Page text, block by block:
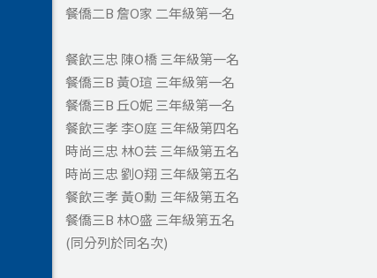
餐僑二B 詹O家 二年級第一名
餐飲三忠 陳O橋 三年級第一名
餐僑三B 黃O瑄 三年級第一名
餐僑三B 丘O妮 三年級第一名
餐飲三孝 李O庭 三年級第四名
時尚三忠 林O芸 三年級第五名
時尚三忠 劉O翔 三年級第五名
餐飲三孝 黃O勳 三年級第五名
餐僑三B 林O盛 三年級第五名
(同分列於同名次)